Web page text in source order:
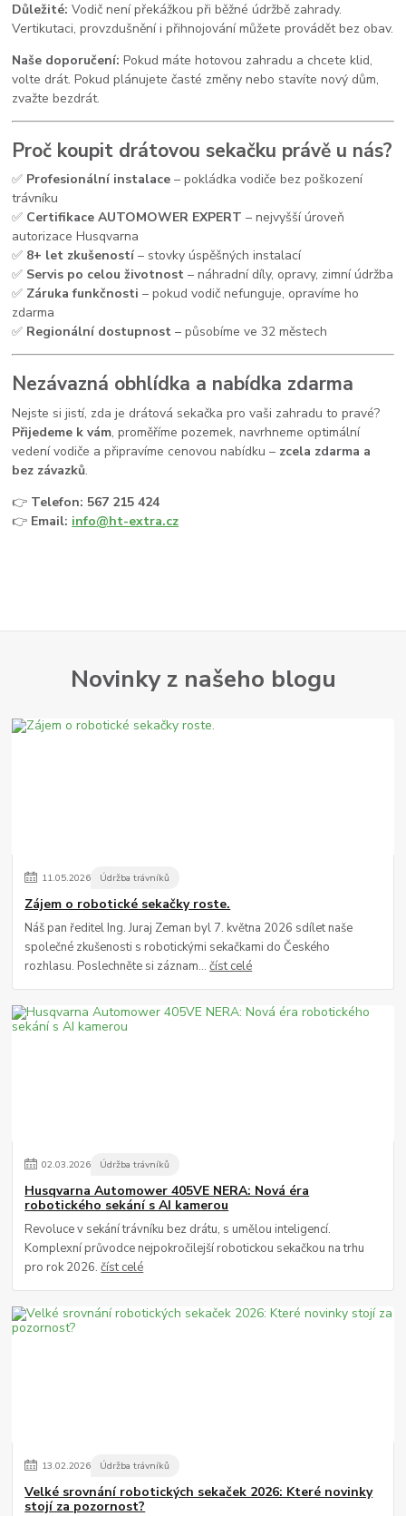
Důležité: Vodič není překážkou při běžné údržbě zahrady.
Vertikutaci, provzdušnění i přihnojování můžete provádět bez obav.
Naše doporučení: Pokud máte hotovou zahradu a chcete klid,
volte drát. Pokud plánujete časté změny nebo stavíte nový dům,
zvažte bezdrát.
Proč koupit drátovou sekačku právě u nás?
✅ Profesionální instalace – pokládka vodiče bez poškození
trávníku
✅ Certifikace AUTOMOWER EXPERT – nejvyšší úroveň
autorizace Husqvarna
✅ 8+ let zkušeností – stovky úspěšných instalací
✅ Servis po celou životnost – náhradní díly, opravy, zimní údržba
✅ Záruka funkčnosti – pokud vodič nefunguje, opravíme ho
zdarma
✅ Regionální dostupnost – působíme ve 32 městech
Nezávazná obhlídka a nabídka zdarma
Nejste si jistí, zda je drátová sekačka pro vaši zahradu to pravé?
Přijedeme k vám, proměříme pozemek, navrhneme optimální
vedení vodiče a připravíme cenovou nabídku – zcela zdarma a
bez závazků.
👉 Telefon: 567 215 424
👉 Email: info@ht-extra.cz
Novinky z našeho blogu
11.05.2026 Údržba trávníků
Zájem o robotické sekačky roste.
Náš pan ředitel Ing. Juraj Zeman byl 7. května 2026 sdílet naše
společné zkušenosti s robotickými sekačkami do Českého
rozhlasu. Poslechněte si záznam...číst celé
02.03.2026 Údržba trávníků
Husqvarna Automower 405VE NERA: Nová éra
robotického sekání s AI kamerou
Revoluce v sekání trávníku bez drátu, s umělou inteligencí.
Komplexní průvodce nejpokročilejší robotickou sekačkou na trhu
pro rok 2026.číst celé
13.02.2026 Údržba trávníků
Velké srovnání robotických sekaček 2026: Které novinky
stojí za pozornost?